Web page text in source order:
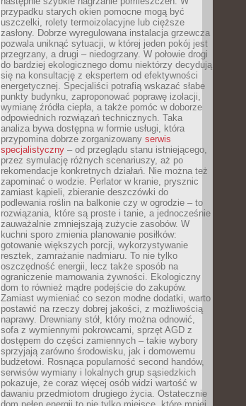
przypadku starych okien pomocne mogą być
uszczelki, rolety termoizolacyjne lub cięższe
zasłony. Dobrze wyregulowana instalacja grzewcza
pozwala uniknąć sytuacji, w której jeden pokój jest
przegrzany, a drugi – niedogrzany. W połowie drogi
do bardziej ekologicznego domu niektórzy decydują
się na konsultację z ekspertem od efektywności
energetycznej. Specjaliści potrafią wskazać słabe
punkty budynku, zaproponować poprawę izolacji,
wymianę źródła ciepła, a także pomóc w doborze
odpowiednich rozwiązań technicznych. Taka
analiza bywa dostępna w formie usługi, która
przypomina dobrze zorganizowany serwis
specjalistyczny – od przeglądu stanu istniejącego,
przez symulację różnych scenariuszy, aż po
rekomendacje konkretnych działań. Nie można też
zapominać o wodzie. Perlator w kranie, prysznic
zamiast kąpieli, zbieranie deszczówki do
podlewania roślin na balkonie czy w ogrodzie – to
rozwiązania, które są proste i tanie, a jednocześnie
zauważalnie zmniejszają zużycie zasobów. W
kuchni sporo zmienia planowanie posiłków:
gotowanie większych porcji, wykorzystywanie
resztek, zamrażanie nadmiaru. To nie tylko
oszczędność energii, lecz także sposób na
ograniczenie marnowania żywności. Ekologiczny
dom to również mądre podejście do zakupów.
Zamiast wymieniać co sezon modne dodatki, warto
postawić na rzeczy dobrej jakości, z możliwością
naprawy. Drewniany stół, który można odnowić,
sofa z wymiennymi pokrowcami, sprzęt AGD z
dostępem do części zamiennych – takie wybory
sprzyjają zarówno środowisku, jak i domowemu
budżetowi. Rosnąca popularność second handów,
serwisów wymiany i lokalnych grup sąsiedzkich
pokazuje, że coraz więcej osób widzi wartość w
dawaniu przedmiotom drugiego życia. Ostatecznie